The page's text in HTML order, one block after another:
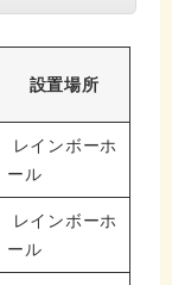
設置場所
レインボーホ
ール
レインボーホ
ール